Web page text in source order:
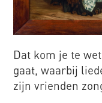
Dat kom je te
gaat, waarbij
zijn vrienden